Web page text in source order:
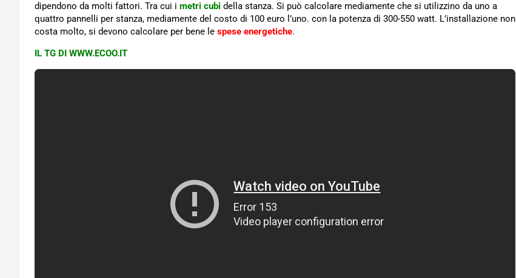
dipendono da molti fattori. Tra cui i metri cubi della stanza. Si può calcolare mediamente che si utilizzino da uno a
quattro pannelli per stanza, mediamente del costo di 100 euro l’uno. con la potenza di 300-550 watt. L’installazione non
costa molto, si devono calcolare per bene le spese energetiche.
IL TG DI WWW.ECOO.IT